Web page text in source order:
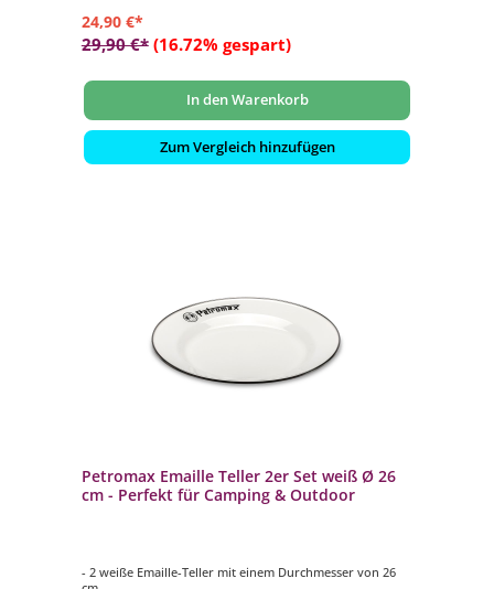
24,90 €*
29,90 €* (16.72% gespart)
In den Warenkorb
Zum Vergleich hinzufügen
Petromax Emaille Teller 2er Set weiß Ø 26
cm - Perfekt für Camping & Outdoor
- 2 weiße Emaille-Teller mit einem Durchmesser von 26